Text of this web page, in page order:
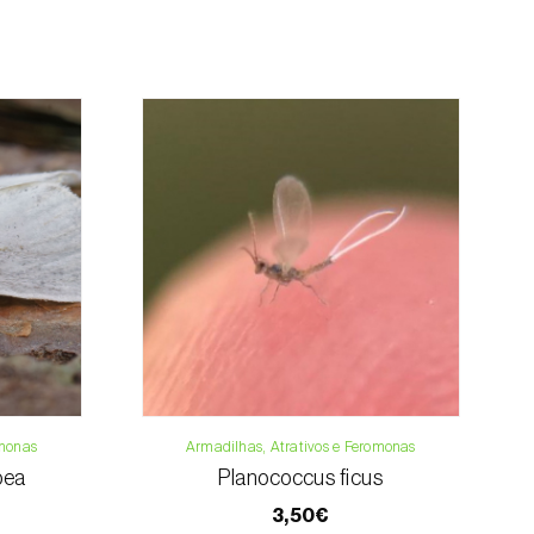
019
Armadilhas, Atrativos e Feromonas
Planococcus ficus
3,50€